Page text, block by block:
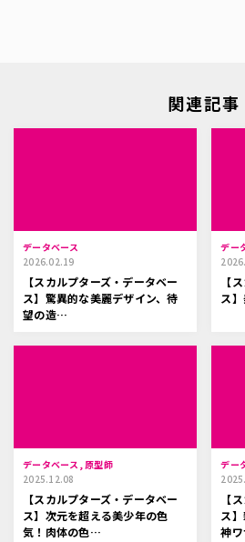
関連記事
データベース
2026.02.19
【スカルプターズ・データベー
ス】驚異的な美麗デザイン、待
望の造…
デー
【
ス
データベース, 原型師
2025.12.08
【スカルプターズ・データベー
ス】次元を超える美少年の色
気！肉体の色…
デー
【
ス
神